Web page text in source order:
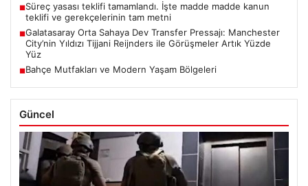
■Süreç yasası teklifi tamamlandı. İşte madde madde kanun
teklifi ve gerekçelerinin tam metni
■Galatasaray Orta Sahaya Dev Transfer Pressajı: Manchester
City’nin Yıldızı Tijjani Reijnders ile Görüşmeler Artık Yüzde
Yüz
■Bahçe Mutfakları ve Modern Yaşam Bölgeleri
Güncel